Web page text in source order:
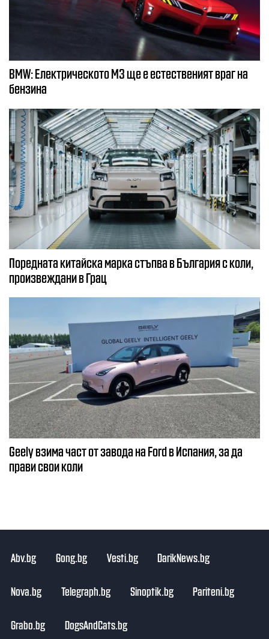
BMW: Електрическото М3 ще е естественият враг на
бензина
Поредната китайска марка стъпва в България с коли,
произвеждани в Грац
Geely взима част от завода на Ford в Испания, за да
прави свои коли
Abv.bg Gong.bg Vesti.bg DarikNews.bg
Nova.bg Telegraph.bg Sinoptik.bg Pariteni.bg
Grabo.bg DogsAndCats.bg